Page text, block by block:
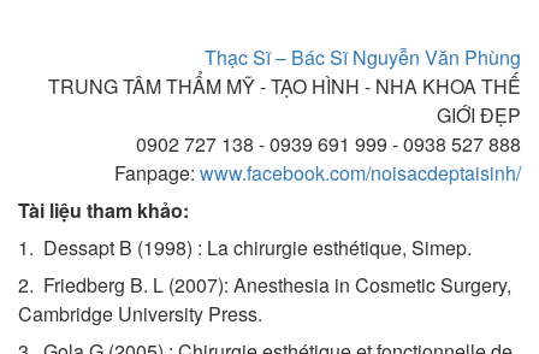
Thạc Sĩ – Bác Sĩ Nguyễn Văn Phùng
TRUNG TÂM THẨM MỸ - TẠO HÌNH - NHA KHOA THẾ
GIỚI ĐẸP
0902 727 138 - 0939 691 999 - 0938 527 888
Fanpage: www.facebook.com/noisacdeptaisinh/
Tài liệu tham khảo:
1. Dessapt B (1998) : La chirurgie esthétique, Simep.
2. Friedberg B. L (2007): Anesthesia in Cosmetic Surgery,
Cambridge University Press.